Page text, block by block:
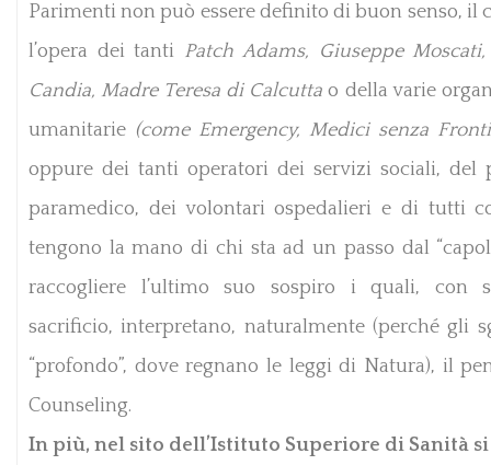
Parimenti non può essere definito di buon senso, il
l’opera dei tanti Patch Adams, Giuseppe
Candia, Madre Teresa di Calcuttao della varie
umanitarie (come Emergency, Medici senza
oppure dei tanti operatori dei servizi sociali, del
paramedico, dei volontari ospedalieri e di tutti
tengono la mano di chi sta ad un passo dal
raccogliere l’ultimo suo sospiro
i quali, con
sacrificio, interpretano, naturalmente (perché gli
“profondo”, dove regnano le leggi di Natura), il
Counseling.
In più, nel sito dell’Istituto Superiore di Sanità